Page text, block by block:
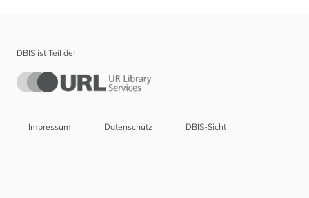
DBIS ist Teil der
Impressum Datenschutz DBIS-Sicht